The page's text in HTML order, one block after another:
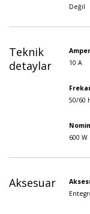
Değil
Teknik
detaylar
Amper
10 A
50/60
600 W
Aksesuar -lar